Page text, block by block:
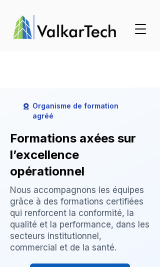
Organisme de formation
agréé
Formations axées sur
l’excellence
opérationnel
Nous accompagnons les équipes
grâce à des formations certifiées
qui renforcent la conformité, la
qualité et la performance, dans les
secteurs institutionnel,
commercial et de la santé.